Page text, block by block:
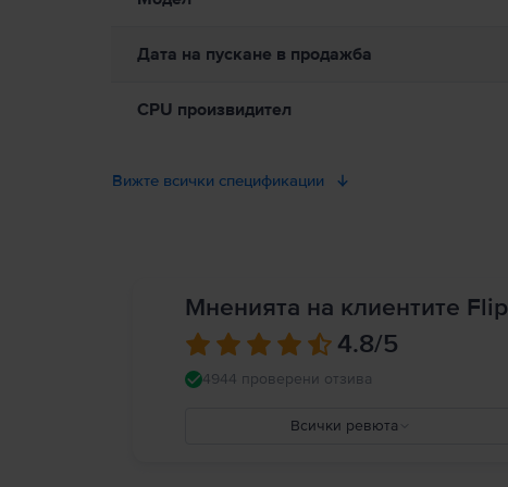
Дата на пускане в продажба
CPU произвидител
Вижте всички спецификации
Мненията на клиентите Flip
4.8/5
4944 проверени отзива
Всички ревюта